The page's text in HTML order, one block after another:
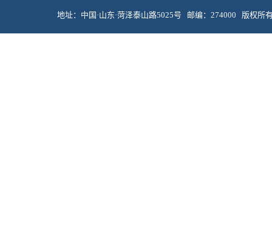
地址：中国·山东·菏泽泰山路5025号 邮编：274000 版权所